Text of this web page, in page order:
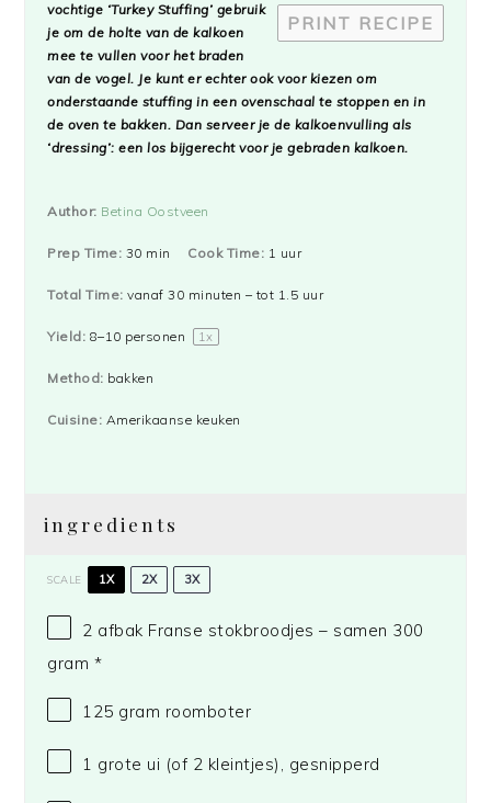
PRINT RECIPE
vochtige ‘Turkey Stuffing’ gebruik
je om de holte van de kalkoen
mee te vullen voor het braden
van de vogel. Je kunt er echter ook voor kiezen om
onderstaande stuffing in een ovenschaal te stoppen en in
de oven te bakken. Dan serveer je de kalkoenvulling als
‘dressing’: een los bijgerecht voor je gebraden kalkoen.
Author: Betina Oostveen
Prep Time: 30 min Cook Time: 1 uur
Total Time: vanaf 30 minuten – tot 1.5 uur
Yield: 8–10 personen 1x
Method: bakken
Cuisine: Amerikaanse keuken
ingredients
SCALE 1X 2X 3X
2 afbak Franse stokbroodjes – samen 300
gram *
125 gram roomboter
1 grote ui (of 2 kleintjes), gesnipperd